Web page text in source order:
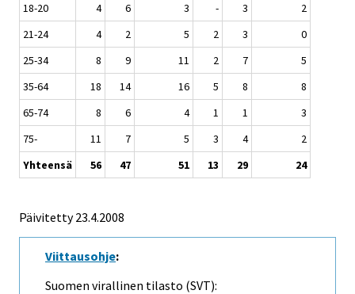
18-20
4 6 3 - 3
2
21-24
4 2 5 2 3
0
25-34
8 9 11 2 7
5
35-64
18 14 16 5 8
8
65-74
8 6 4 1 1
3
75-
11 7 5 3 4
2
Yhteensä
56 47 51 13 29 24
Päivitetty23.4.2008
Viittausohje:
Suomen virallinen tilasto (SVT):